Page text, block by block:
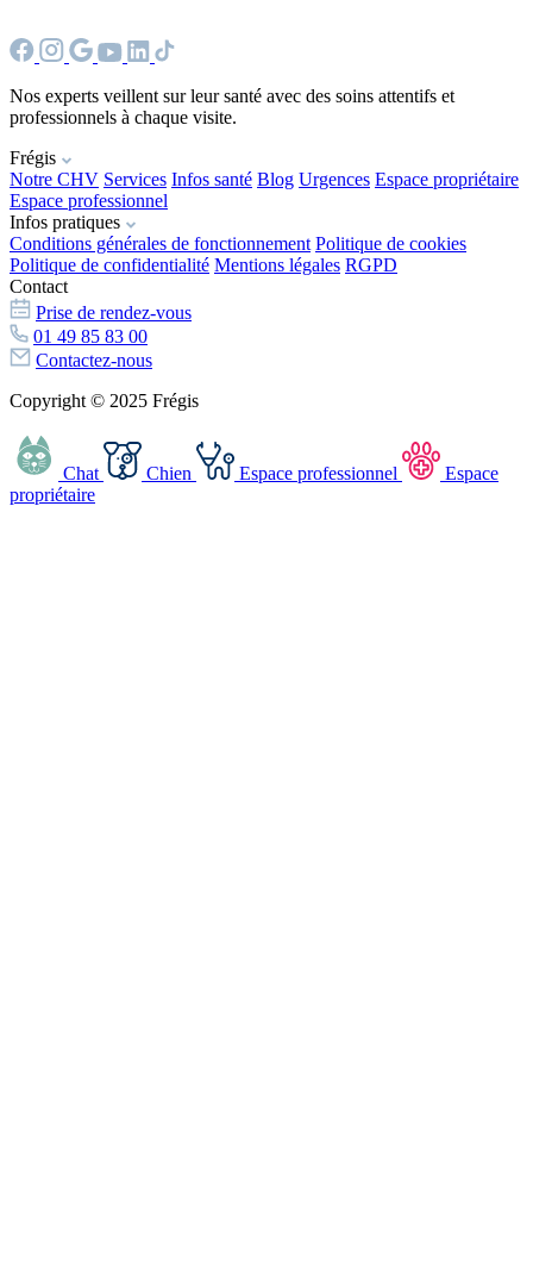
Nos experts veillent sur leur santé avec des soins attentifs et
professionnels à chaque visite.
Frégis
Notre CHV Services Infos santé Blog Urgences Espace propriétaire
Espace professionnel
Infos pratiques
Conditions générales de fonctionnement Politique de cookies
Politique de confidentialité Mentions légales RGPD
Contact
Prise de rendez-vous
01 49 85 83 00
Contactez-nous
Copyright © 2025 Frégis
Chat Chien Espace professionnel
Espace
propriétaire